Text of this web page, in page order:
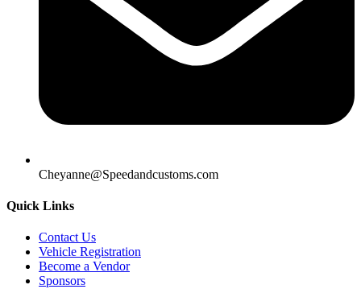
Cheyanne@Speedandcustoms.com
Quick Links
Contact Us
Vehicle Registration
Become a Vendor
Sponsors